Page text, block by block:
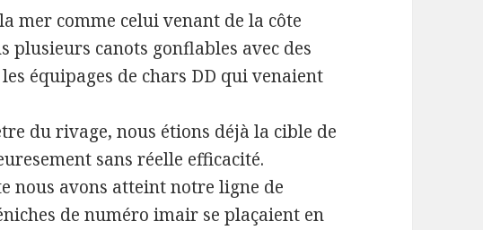
mer comme celui venant de la côte
plusieurs canots gonflables avec des
équipages de chars DD qui venaient
du rivage, nous étions déjà la cible de
sans réelle efficacité.
nous avons atteint notre ligne de
de numéro imair se plaçaient en